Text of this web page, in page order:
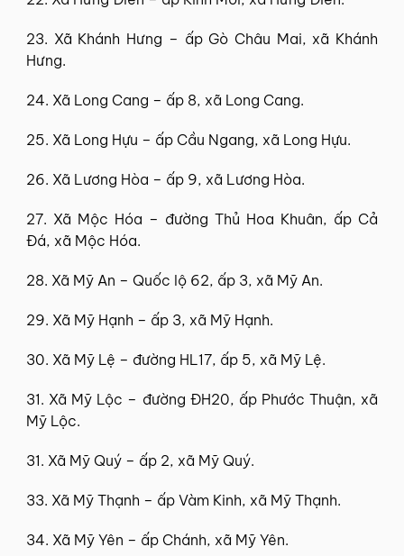
23. Xã Khánh Hưng – ấp Gò Châu Mai, xã Khánh
Hưng.
24. Xã Long Cang – ấp 8, xã Long Cang.
25. Xã Long Hựu – ấp Cầu Ngang, xã Long Hựu.
26. Xã Lương Hòa – ấp 9, xã Lương Hòa.
27. Xã Mộc Hóa – đường Thủ Hoa Khuân, ấp Cả
Đá, xã Mộc Hóa.
28. Xã Mỹ An – Quốc lộ 62, ấp 3, xã Mỹ An.
29. Xã Mỹ Hạnh – ấp 3, xã Mỹ Hạnh.
30. Xã Mỹ Lệ – đường HL17, ấp 5, xã Mỹ Lệ.
31. Xã Mỹ Lộc – đường ĐH20, ấp Phước Thuận, xã
Mỹ Lộc.
31. Xã Mỹ Quý – ấp 2, xã Mỹ Quý.
33. Xã Mỹ Thạnh – ấp Vàm Kinh, xã Mỹ Thạnh.
34. Xã Mỹ Yên – ấp Chánh, xã Mỹ Yên.